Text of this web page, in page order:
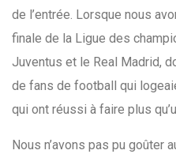
de l’entrée. Lorsque nous
finale de la Ligue des
Juventus et le Real Madrid,
de fans de football qui
qui ont réussi à faire plus
Nous n’avons pas pu goûter